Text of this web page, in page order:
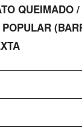
QUEIMADO